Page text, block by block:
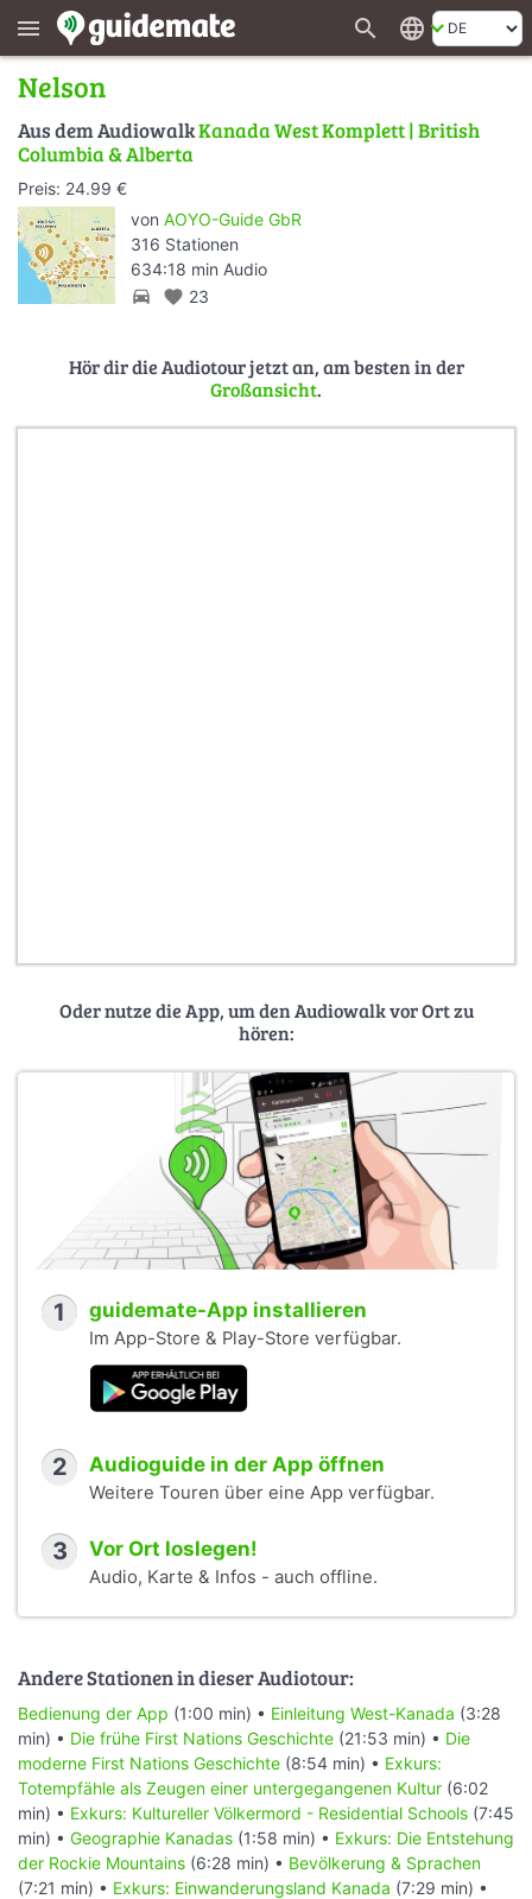
menu search language
Nelson
Aus dem AudiowalkKanada West Komplett | British
Columbia & Alberta
Preis: 24.99 €
von AOYO-Guide GbR
316 Stationen
634:18 min Audio
directions_car favorite 23
Hör dir die Audiotour jetzt an, am besten in der
Großansicht.
Oder nutze die App, um den Audiowalk vor Ort zu
hören:
1 guidemate-App installieren
Im App-Store & Play-Store verfügbar.
2 Audioguide in der App öffnen
Weitere Touren über eine App verfügbar.
3 Vor Ort loslegen!
Audio, Karte & Infos - auch offline.
Andere Stationen in dieser Audiotour:
Bedienung der App (1:00 min) • Einleitung West-Kanada (3:28
min) • Die frühe First Nations Geschichte (21:53 min) • Die
moderne First Nations Geschichte (8:54 min) • Exkurs:
Totempfähle als Zeugen einer untergegangenen Kultur (6:02
min) • Exkurs: Kultureller Völkermord - Residential Schools (7:45
min) • Geographie Kanadas (1:58 min) • Exkurs: Die Entstehung
der Rockie Mountains (6:28 min) • Bevölkerung & Sprachen
(7:21 min) • Exkurs: Einwanderungsland Kanada (7:29 min) •